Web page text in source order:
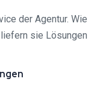
der Agentur. Wie
sie Lösungen